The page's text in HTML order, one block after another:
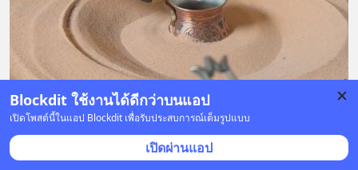
Blockdit ใช้งานได้ดีกว่าบนแอป
เปิดโพสต์นี้ในแอป Blockdit เพื่อรับประสบการณ์เต็มรูปแบบ
เปิดผ่านแอป